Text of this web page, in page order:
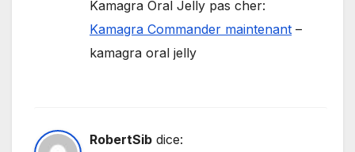
Kamagra Oral Jelly pas cher:
Kamagra Commander maintenant –
kamagra oral jelly
RobertSib dice: